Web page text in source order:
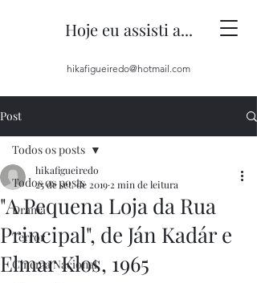
Hoje eu assisti a...
hikafigueiredo@hotmail.com
Post
Todos os posts
Drama
Terror
Cinema Nacional
Todos os posts
"A Pequena Loja da Rua
Principal", de Ján Kadár e
Elmar Klos, 1965
hikafigueiredo
25 de set. de 2019 2 min de leitura